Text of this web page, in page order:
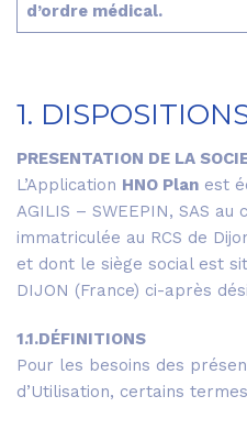
d’ordre médical.
1.
PRESENTATION DE LA
L’Application HNO Plan est
AGILIS – SWEEPIN, SAS
immatriculée au RCS de
et dont le siège social est
DIJON (France) ci-après
1.1.DÉFINITIONS
Pour les besoins des
d’Utilisation, certains